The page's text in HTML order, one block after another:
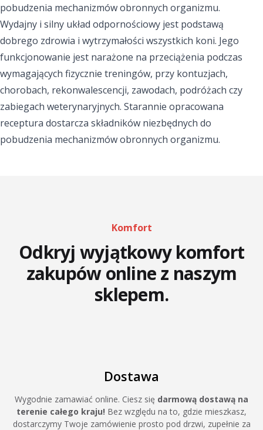
pobudzenia mechanizmów obronnych organizmu.
Wydajny i silny układ odpornościowy jest podstawą
dobrego zdrowia i wytrzymałości wszystkich koni. Jego
funkcjonowanie jest narażone na przeciążenia podczas
wymagających fizycznie treningów, przy kontuzjach,
chorobach, rekonwalescencji, zawodach, podróżach czy
zabiegach weterynaryjnych. Starannie opracowana
receptura dostarcza składników niezbędnych do
pobudzenia mechanizmów obronnych organizmu.
Komfort
Odkryj wyjątkowy komfort
zakupów online z naszym
sklepem.
Dostawa
Wygodnie zamawiać online. Ciesz się darmową dostawą na
terenie całego kraju! Bez względu na to, gdzie mieszkasz,
dostarczymy Twoje zamówienie prosto pod drzwi, zupełnie za